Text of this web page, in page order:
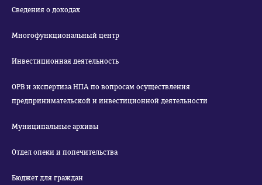
Сведения о доходах
Многофункциональный центр
Инвестиционная деятельность
ОРВ и экспертиза НПА по вопросам осуществления
предпринимательской и инвестиционной деятельности
Муниципальные архивы
Отдел опеки и попечительства
Бюджет для граждан